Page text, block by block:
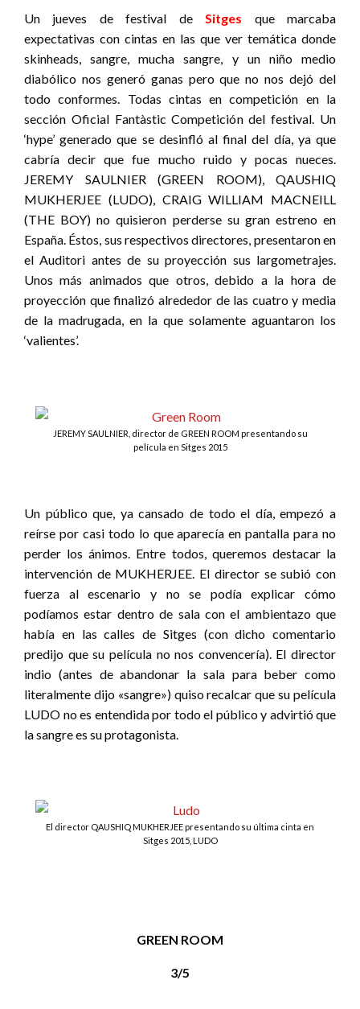
Un jueves de festival deSitges que marcaba
expectativas con cintas en las que ver temática donde
skinheads, sangre, mucha sangre, y un niño medio
diabólico nos generó ganas pero que no nos dejó del
todo conformes. Todas cintas en competición en la
sección Oficial Fantàstic Competición del festival. Un
‘hype’ generado que se desinfló al final del día, ya que
cabría decir que fue mucho ruido y pocas nueces.
JEREMY SAULNIER (GREEN ROOM), QAUSHIQ
MUKHERJEE (LUDO), CRAIG WILLIAM MACNEILL
(THE BOY) no quisieron perderse su gran estreno en
España. Éstos, sus respectivos directores, presentaron en
el Auditori antes de su proyección sus largometrajes.
Unos más animados que otros, debido a la hora de
proyección que finalizó alrededor de las cuatro y media
de la madrugada, en la que solamente aguantaron los
‘valientes’.
JEREMY SAULNIER, director de GREEN ROOM presentando su
película en Sitges 2015
Un público que, ya cansado de todo el día, empezó a
reírse por casi todo lo que aparecía en pantalla para no
perder los ánimos. Entre todos, queremos destacar la
intervención de MUKHERJEE. El director se subió con
fuerza al escenario y no se podía explicar cómo
podíamos estar dentro de sala con el ambientazo que
había en las calles de Sitges (con dicho comentario
predijo que su película no nos convencería). El director
indio (antes de abandonar la sala para beber como
literalmente dijo «sangre») quiso recalcar que su película
LUDO no es entendida por todo el público y advirtió que
la sangre es su protagonista.
El director QAUSHIQ MUKHERJEE presentando su última cinta en
Sitges 2015, LUDO
GREEN ROOM
3/5